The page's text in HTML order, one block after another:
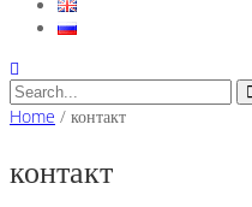
Home / контакт
контакт